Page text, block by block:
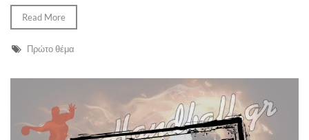
Read More
Πρώτο θέμα